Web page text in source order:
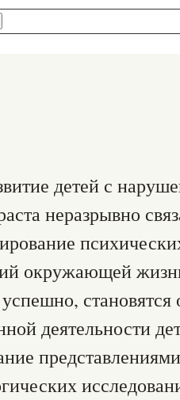
детей с
неразрывно
окружающей
деятельности